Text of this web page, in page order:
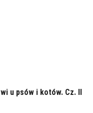
u psów i kotów. Cz. II